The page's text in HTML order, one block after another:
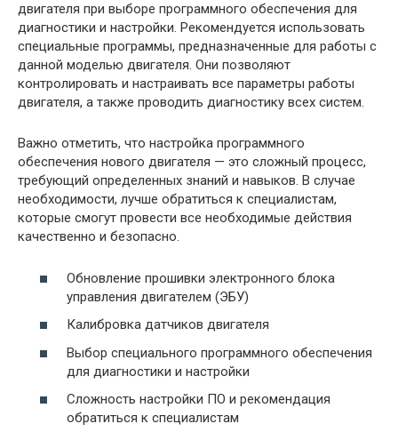
двигателя при выборе программного обеспечения для
диагностики и настройки. Рекомендуется использовать
специальные программы, предназначенные для работы с
данной моделью двигателя. Они позволяют
контролировать и настраивать все параметры работы
двигателя, а также проводить диагностику всех систем.
Важно отметить, что настройка программного
обеспечения нового двигателя — это сложный процесс,
требующий определенных знаний и навыков. В случае
необходимости, лучше обратиться к специалистам,
которые смогут провести все необходимые действия
качественно и безопасно.
Обновление прошивки электронного блока
управления двигателем (ЭБУ)
Калибровка датчиков двигателя
Выбор специального программного обеспечения
для диагностики и настройки
Сложность настройки ПО и рекомендация
обратиться к специалистам